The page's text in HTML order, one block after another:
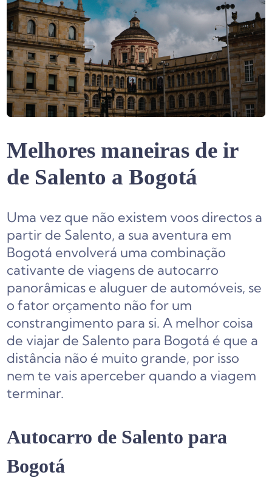
Melhores maneiras de ir
de Salento a Bogotá
Uma vez que não existem voos directos a
partir de Salento, a sua aventura em
Bogotá envolverá uma combinação
cativante de viagens de autocarro
panorâmicas e aluguer de automóveis, se
o fator orçamento não for um
constrangimento para si. A melhor coisa
de viajar de Salento para Bogotá é que a
distância não é muito grande, por isso
nem te vais aperceber quando a viagem
terminar.
Autocarro de Salento para
Bogotá